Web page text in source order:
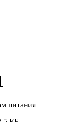
питания